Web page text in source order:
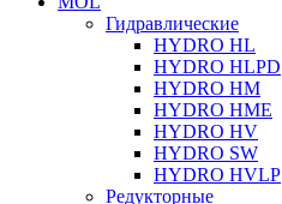
Гидравлические
HYDRO HL
HYDRO HLPD
HYDRO HM
HYDRO HME
HYDRO HV
HYDRO SW
HYDRO HVLP
Редукторные